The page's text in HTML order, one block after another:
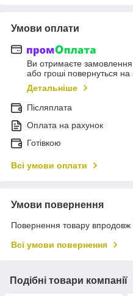
Умови оплати
Ви отримаєте замовлення
або гроші повернуться на
Детальніше
Післяплата
Оплата на рахунок
Готівкою
Всі умови оплати
Умови повернення
Повернення товару впродовж
Всі умови повернення
Подібні товари компанії